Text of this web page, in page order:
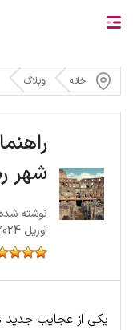
خانه وبلاگ
شهر
نوشته
آوریل 2024
یکی از عجایب جدید